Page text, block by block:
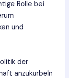
Rolle bei
und
der
anzukurbeln